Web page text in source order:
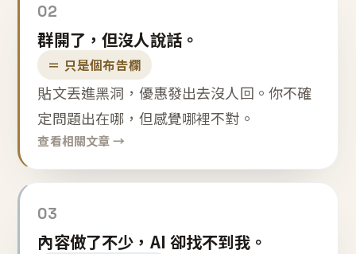
02
群開了，但沒人說話。
＝ 只是個布告欄
貼文丟進黑洞，優惠發出去沒人回。你不確
定問題出在哪，但感覺哪裡不對。
查看相關文章 →
03
內容做了不少，AI 卻找不到我。